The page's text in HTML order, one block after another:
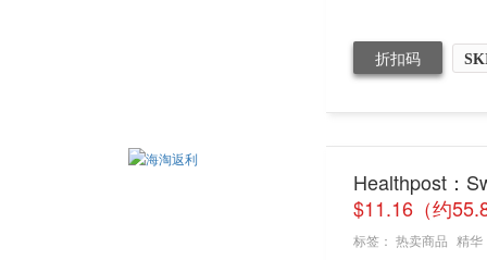
折扣码
Healthpost：
$11.16（约
标签： 热卖商品 精华